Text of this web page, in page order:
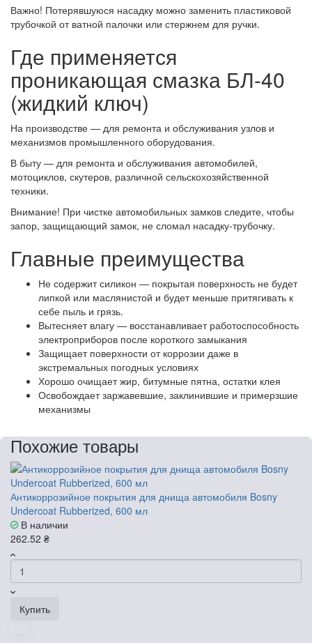
Важно! Потерявшуюся насадку можно заменить пластиковой
трубочкой от ватной палочки или стержнем для ручки.
Где применяется
проникающая смазка БЛ-40
(жидкий ключ)
На производстве — для ремонта и обслуживания узлов и
механизмов промышленного оборудования.
В быту — для ремонта и обслуживания автомобилей,
мотоциклов, скутеров, различной сельскохозяйственной
техники.
Внимание! При чистке автомобильных замков следите, чтобы
запор, защищающий замок, не сломал насадку-трубочку.
Главные преимущества
Не содержит силикон — покрытая поверхность не будет
липкой или маслянистой и будет меньше притягивать к
себе пыль и грязь.
Вытесняет влагу — восстанавливает работоспособность
электроприборов после короткого замыкания
Защищает поверхности от коррозии даже в
экстремальных погодных условиях
Хорошо очищает жир, битумные пятна, остатки клея
Освобождает заржавевшие, заклинившие и примерзшие
механизмы
Похожие товары
Антикоррозийное покрытия для днища автомобиля Bosny
Undercoat Rubberized, 600 мл
В наличии
262.52 ₴
Купить